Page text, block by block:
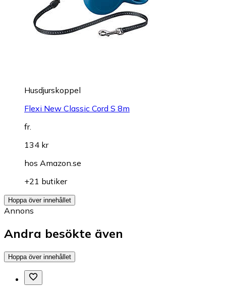
Husdjurskoppel
Flexi New Classic Cord S 8m
fr.
134 kr
hos Amazon.se
+21 butiker
Hoppa över innehållet
Annons
Andra besökte även
Hoppa över innehållet